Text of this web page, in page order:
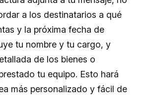
a los destinatarios a qué
y la próxima fecha de
tu nombre y tu cargo, y
de los bienes o
tu equipo. Esto hará
más personalizado y fácil de